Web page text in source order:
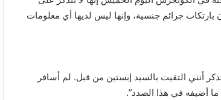
بارتكاب جرائم جنسية، وإنها ليس لديها أي معلومات
أنني التقيت بالسيد إبستين من قبل. لم أسافر
ما أضيفه في هذا الصدد”.